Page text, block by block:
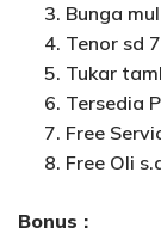
Bunga
Tenor sd
Tukar
Tersedia
Free
Free Oli
Bonus :